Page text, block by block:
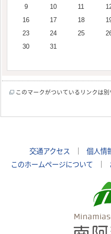
9
10 11
16
17 18
23
24 25
30
31
このマークがついているリンクは
交通アクセス 個人情
このホームページについて